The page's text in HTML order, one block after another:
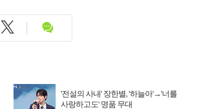
'전설의 사내' 장한별, '하늘아'→'너를
사랑하고도' 명품 무대